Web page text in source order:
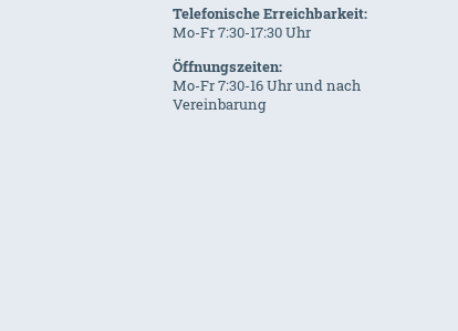
Telefonische Erreichbarkeit:
Mo-Fr 7:30-17:30 Uhr
Öffnungszeiten:
Mo-Fr 7:30-16 Uhr und nach
Vereinbarung